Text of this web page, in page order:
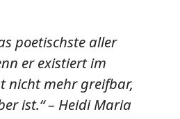
poetischste aller
er existiert im
nicht mehr greifbar,
ist.“ – Heidi Maria